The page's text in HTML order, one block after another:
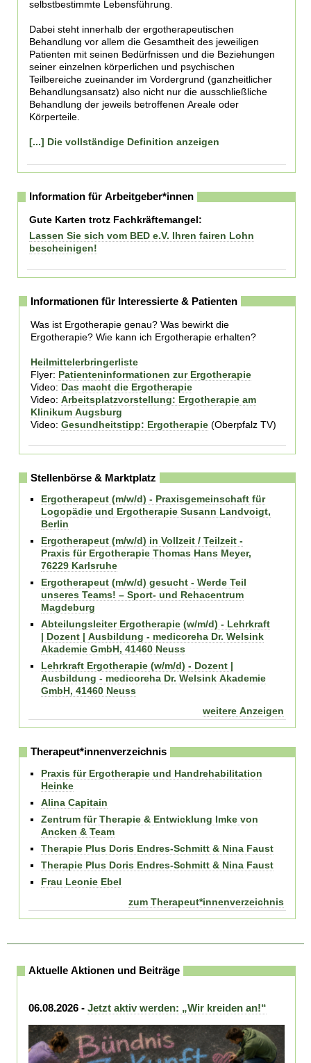
selbstbestimmte Lebensführung.
Dabei steht innerhalb der ergotherapeutischen
Behandlung vor allem die Gesamtheit des jeweiligen
Patienten mit seinen Bedürfnissen und die Beziehungen
seiner einzelnen körperlichen und psychischen
Teilbereiche zueinander im Vordergrund (ganzheitlicher
Behandlungsansatz) also nicht nur die ausschließliche
Behandlung der jeweils betroffenen Areale oder
Körperteile.
[...] Die vollständige Definition anzeigen
Information für Arbeitgeber*innen
Gute Karten trotz Fachkräftemangel:
Lassen Sie sich vom BED e.V. Ihren fairen Lohn
bescheinigen!
Informationen für Interessierte & Patienten
Was ist Ergotherapie genau? Was bewirkt die
Ergotherapie? Wie kann ich Ergotherapie erhalten?
Heilmittelerbringerliste
Flyer:
Patienteninformationen zur Ergotherapie
Video: Das macht die Ergotherapie
Video: Arbeitsplatzvorstellung: Ergotherapie am
Klinikum Augsburg
Video: Gesundheitstipp: Ergotherapie(Oberpfalz TV)
Stellenbörse & Marktplatz
Ergotherapeut (m/w/d) - Praxisgemeinschaft für
Logopädie und Ergotherapie Susann Landvoigt,
Berlin
Ergotherapeut (m/w/d) in Vollzeit / Teilzeit -
Praxis für Ergotherapie Thomas Hans Meyer,
76229 Karlsruhe
Ergotherapeut (m/w/d) gesucht - Werde Teil
unseres Teams! – Sport- und Rehacentrum
Magdeburg
Abteilungsleiter Ergotherapie (w/m/d) - Lehrkraft
| Dozent | Ausbildung - medicoreha Dr. Welsink
Akademie GmbH, 41460 Neuss
Lehrkraft Ergotherapie (w/m/d) - Dozent |
Ausbildung - medicoreha Dr. Welsink Akademie
GmbH, 41460 Neuss
weitere Anzeigen
Therapeut*innenverzeichnis
Praxis für Ergotherapie und Handrehabilitation
Heinke
Alina Capitain
Zentrum für Therapie & Entwicklung Imke von
Ancken & Team
Therapie Plus Doris Endres-Schmitt & Nina Faust
Therapie Plus Doris Endres-Schmitt & Nina Faust
Frau Leonie Ebel
zum Therapeut*innenverzeichnis
Aktuelle Aktionen und Beiträge
06.08.2026 - Jetzt aktiv werden: „Wir kreiden an!“